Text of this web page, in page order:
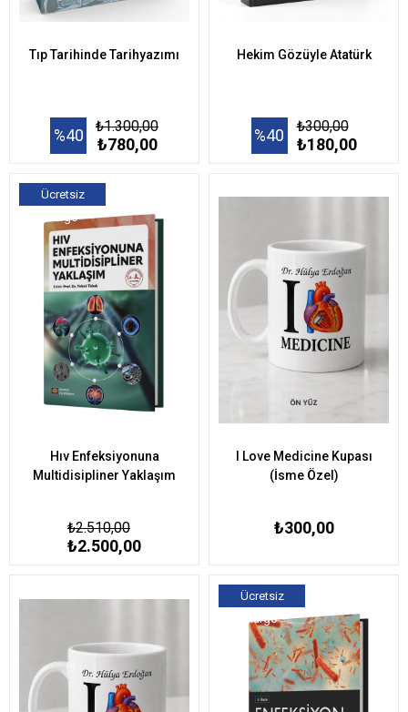
Tıp Tarihinde Tarihyazımı
%40 ₺1.300,00
₺780,00
Hekim Gözüyle Atatürk
%40 ₺300,00
₺180,00
Hıv Enfeksiyonuna
Multidisipliner Yaklaşım
₺2.510,00
₺2.500,00
Ücretsiz
Kargo
I Love Medicine Kupası
(İsme Özel)
₺300,00
Ücretsiz
Kargo